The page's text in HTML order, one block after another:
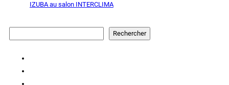
IZUBA au salon INTERCLIMA
Rechercher